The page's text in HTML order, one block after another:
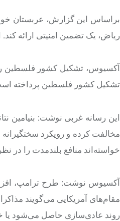
براساس این گزارش، عربستان
ریاض، یک تضمین امنیتی ارائه
آکسیوس، تشکیل کشور فلسطین
تشکیل کشور فلسطین پرداخته است
این رسانه غربی نوشت:
مخالفت کرده و رویکرد سختگیرانه
خواسته‌اند منافع بلندمدت را در
آکسیوس نوشت: طرح ترامپ،
مقام‌های آمریکایی می‌گویند
روند عادی‌سازی حاصل می‌شود یا